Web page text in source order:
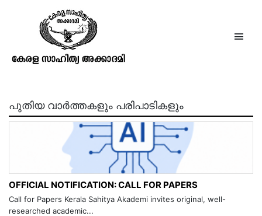
ഗുരുനാഥന്‍ പുസ്തകം15 ലക്കം1
പുതിയ വാർത്തകളും പരിപാടികളും
OFFICIAL NOTIFICATION: CALL FOR PAPERS
Call for Papers Kerala Sahitya Akademi invites original, well-
researched academic...